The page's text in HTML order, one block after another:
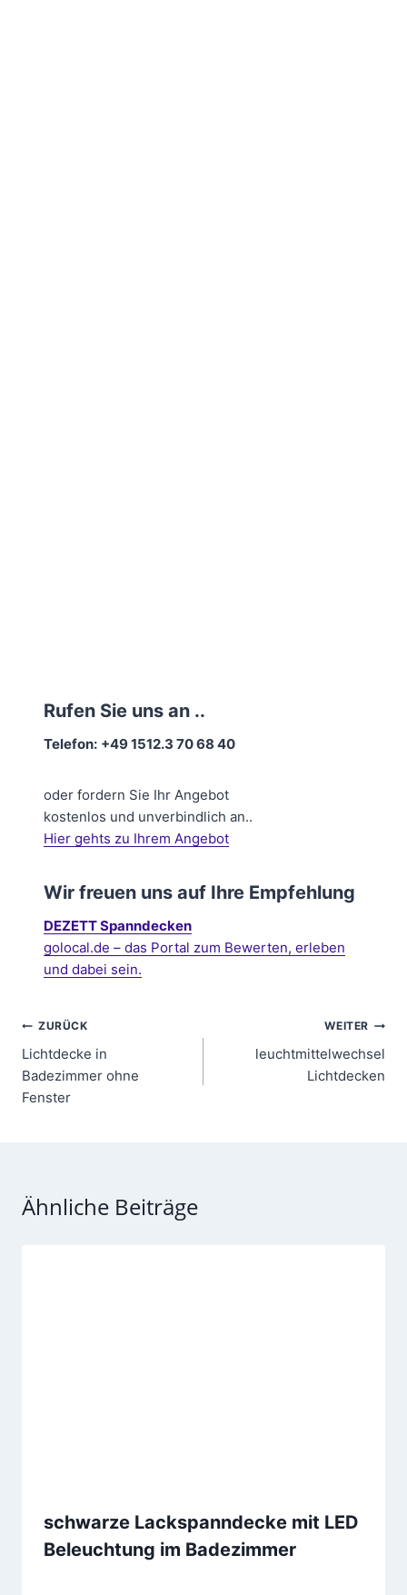
Rufen Sie uns an ..
Telefon: +49 1512.3 70 68 40
oder fordern Sie Ihr Angebot
kostenlos und unverbindlich an..
Hier gehts zu Ihrem Angebot
Wir freuen uns auf Ihre Empfehlung
DEZETT Spanndecken
golocal.de – das Portal zum Bewerten, erleben
und dabei sein.
Beitragsnavigation
ZURÜCK
Lichtdecke in
Badezimmer ohne
Fenster
WEITER
leuchtmittelwechsel
Lichtdecken
Ähnliche Beiträge
schwarze Lackspanndecke mit LED
Beleuchtung im Badezimmer